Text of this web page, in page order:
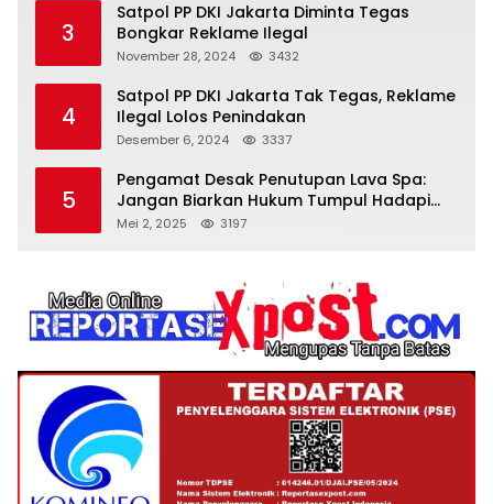
3
Satpol PP DKI Jakarta Diminta Tegas
Bongkar Reklame Ilegal
November 28, 2024 3432
4
Satpol PP DKI Jakarta Tak Tegas, Reklame
Ilegal Lolos Penindakan
Desember 6, 2024 3337
5
Pengamat Desak Penutupan Lava Spa:
Jangan Biarkan Hukum Tumpul Hadapi
‘Spa Berkedok
Mei 2, 2025 3197